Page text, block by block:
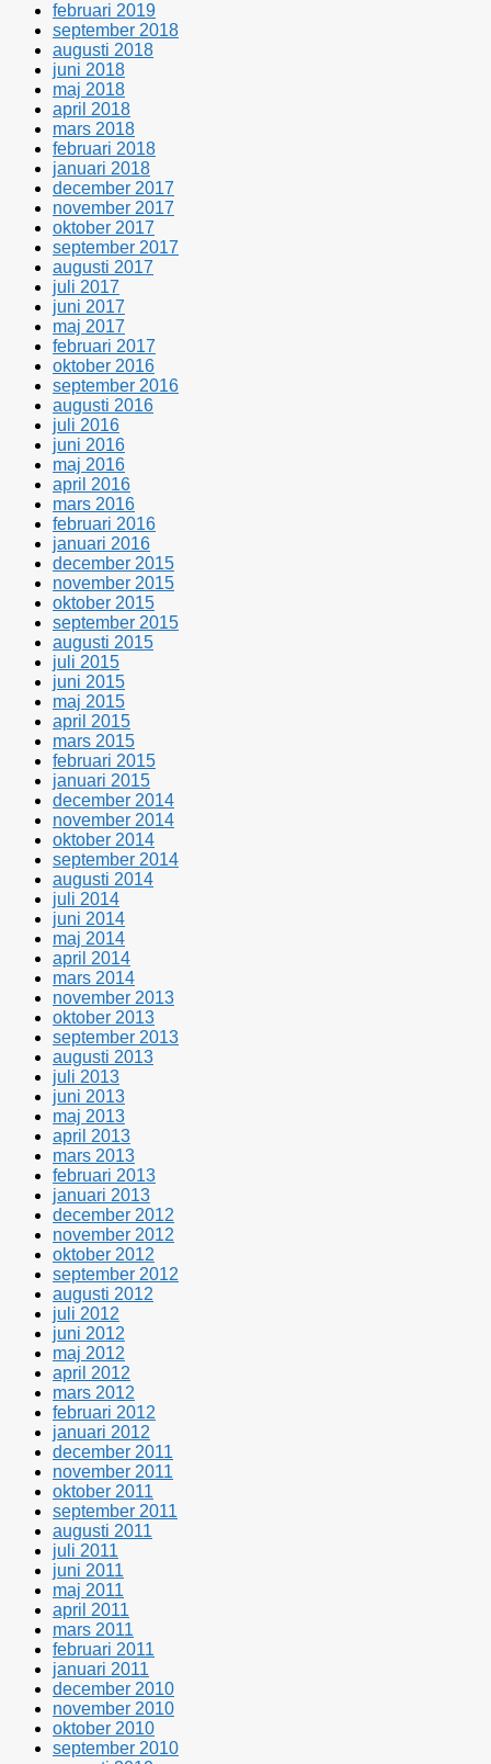
februari 2019
september 2018
augusti 2018
juni 2018
maj 2018
april 2018
mars 2018
februari 2018
januari 2018
december 2017
november 2017
oktober 2017
september 2017
augusti 2017
juli 2017
juni 2017
maj 2017
februari 2017
oktober 2016
september 2016
augusti 2016
juli 2016
juni 2016
maj 2016
april 2016
mars 2016
februari 2016
januari 2016
december 2015
november 2015
oktober 2015
september 2015
augusti 2015
juli 2015
juni 2015
maj 2015
april 2015
mars 2015
februari 2015
januari 2015
december 2014
november 2014
oktober 2014
september 2014
augusti 2014
juli 2014
juni 2014
maj 2014
april 2014
mars 2014
november 2013
oktober 2013
september 2013
augusti 2013
juli 2013
juni 2013
maj 2013
april 2013
mars 2013
februari 2013
januari 2013
december 2012
november 2012
oktober 2012
september 2012
augusti 2012
juli 2012
juni 2012
maj 2012
april 2012
mars 2012
februari 2012
januari 2012
december 2011
november 2011
oktober 2011
september 2011
augusti 2011
juli 2011
juni 2011
maj 2011
april 2011
mars 2011
februari 2011
januari 2011
december 2010
november 2010
oktober 2010
september 2010